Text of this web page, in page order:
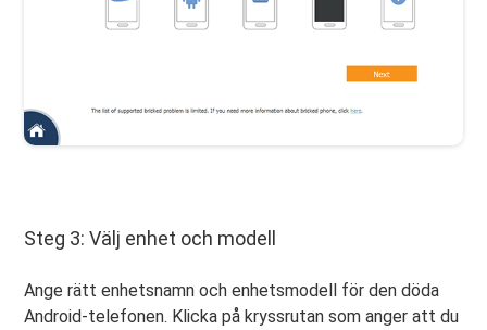
Steg 3: Välj enhet och modell
Ange rätt enhetsnamn och enhetsmodell för den döda
Android-telefonen. Klicka på kryssrutan som anger att du